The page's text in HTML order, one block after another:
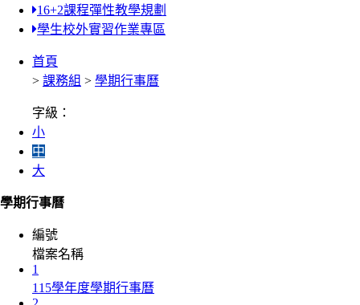
16+2課程彈性教學規劃
學生校外實習作業專區
首頁
> 課務組 > 學期行事曆
字級：
小
中
大
學期行事曆
編號
檔案名稱
1
115學年度學期行事曆